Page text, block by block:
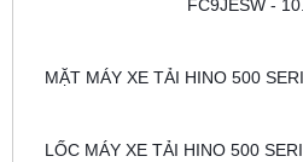
FC9JESW -
MẶT MÁY XE TẢI HINO 500
LỐC MÁY XE TẢI HINO 500